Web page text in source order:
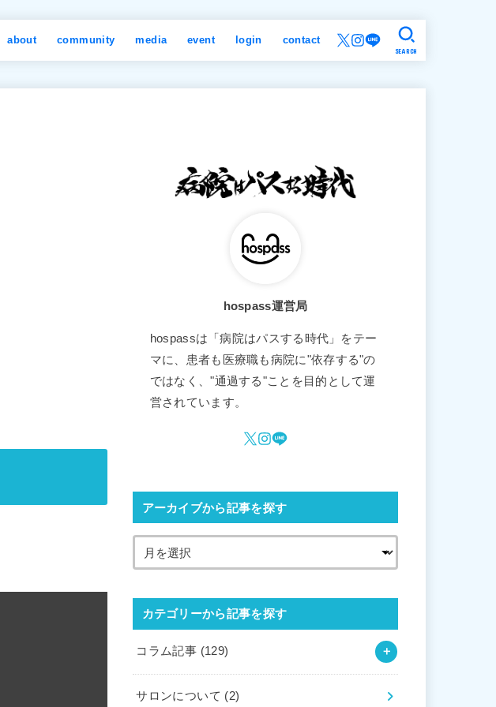
about community media event login contact
SEARCH
hospass運営局
hospassは「病院はパスする時代」をテー
マに、患者も医療職も病院に"依存する"の
ではなく、"通過する"ことを目的として運
営されています。
アーカイブから記事を探す
カテゴリーから記事を探す
コラム記事 (129)
サロンについて (2)